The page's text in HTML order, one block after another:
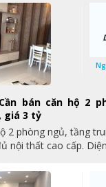
bán căn hộ 2
giá 3 tỷ
2 phòng ngủ, tầng
nội thất cao cấp.